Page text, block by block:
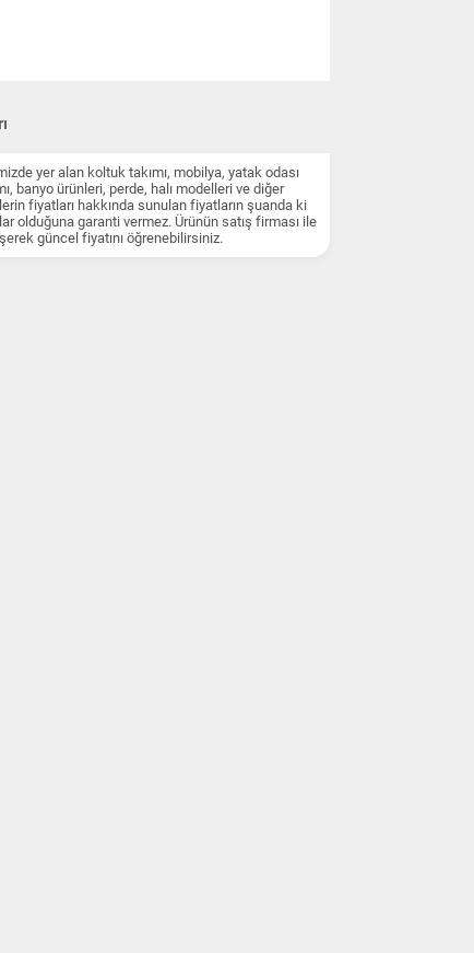
yer alan koltuk takımı, mobilya, yatak odası
banyo ürünleri, perde, halı modelleri ve diğer
fiyatları hakkında sunulan fiyatların şuanda ki
olduğuna garanti vermez. Ürünün satış firması ile
güncel fiyatını öğrenebilirsiniz.